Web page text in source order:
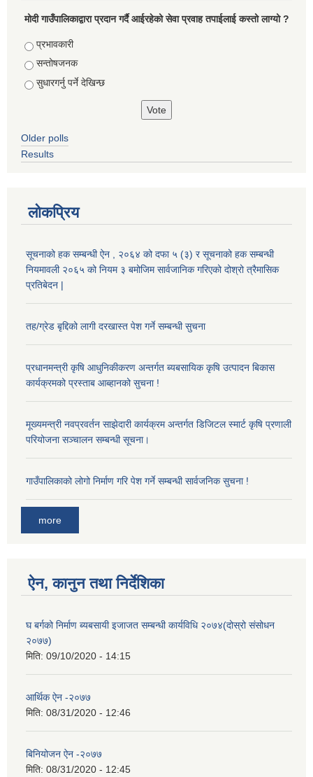
मोदी गाउँपालिकाद्वारा प्रदान गर्दै आईरहेको सेवा प्रवाह तपाईलाई कस्तो लाग्यो ?
Choices
प्रभावकारी
सन्तोषजनक
सुधारगर्नु पर्ने देखिन्छ
Older polls
Results
लोकप्रिय
सूचनाको हक सम्बन्धी ऐन , २०६४ को दफा ५ (३) र सूचनाको हक सम्बन्धी
नियमावली २०६५ को नियम ३ बमोजिम सार्वजानिक गरिएको दोश्रो त्रैमासिक
प्रतिबेदन |
तह/ग्रेड बृद्दिको लागी दरखास्त पेश गर्ने सम्बन्धी सुचना
प्रधानमन्त्री कृषि आधुनिकीकरण अन्तर्गत ब्यबसायिक कृषि उत्पादन बिकास
कार्यक्रमको प्रस्ताब आब्हानको सुचना !
मूख्यमन्त्री नवप्रवर्तन साझेदारी कार्यक्रम अन्तर्गत डिजिटल स्मार्ट कृषि प्रणाली
परियोजना सञ्चालन सम्बन्धी सूचना।
गाउँपालिकाको लोगो निर्माण गरि पेश गर्ने सम्बन्धी सार्वजनिक सुचना !
more
ऐन, कानुन तथा निर्देशिका
घ बर्गको निर्माण ब्यबसायी इजाजत सम्बन्धी कार्यविधि २०७४(दोस्रो संसोधन
२०७७)
मिति: 09/10/2020 - 14:15
आर्थिक ऐन -२०७७
मिति: 08/31/2020 - 12:46
बिनियोजन ऐन -२०७७
मिति: 08/31/2020 - 12:45